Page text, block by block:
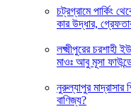
চট্রগ্রামে পার্কিং
কার উদ্ধার,
লক্ষ্মীপুরের চরশাহী
মাওঃ আবু মূসা
নুরুল্যাপুর মাদ্রাসার
বাণিজ্য?